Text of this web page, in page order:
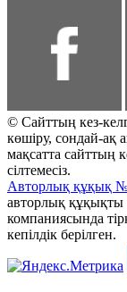
© Сайттың кез-
көшіру, сондай-ақ
мақсатта сайттың
сілтемесіз.
Авторлық құқық №
авторлық құқықты
компаниясында
кепілдік берілген.